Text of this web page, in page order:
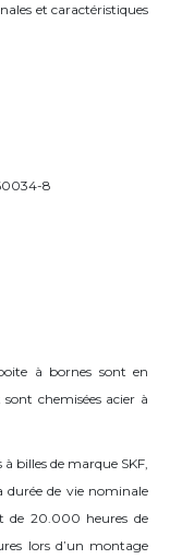
et caractéristiques
8
à bornes sont en
chemisées acier à
billes de marque SKF,
durée de vie nominale
de 20.000 heures de
lors d’un montage